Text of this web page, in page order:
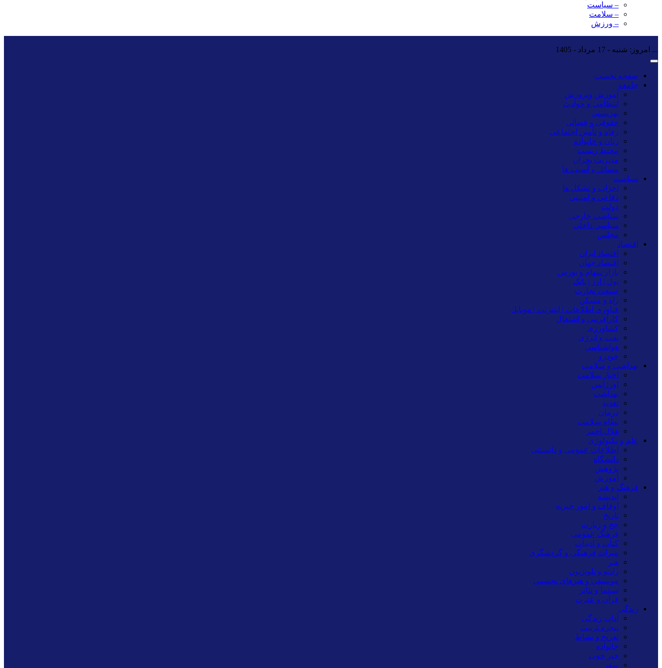
– سیاست
– سلامت
– ورزش
... امروز: شنبه - 17 مرداد - 1405
صفحه نخست
جامعه
آموزش وپرورش
انتظامی و حوادث
بهزیستی
حقوقی و قضائی
رفاه و تأمین اجتماعی
زنان و خانواده
محیط زیست
مدیریت بحران
مسائل و آسیب ها
سیاست
احزاب و تشکل ها
دفاعی و امنیتی
دولت
سیاست خارجی
سیاسی داخلی
مجلس
اقتصاد
اقتصاد ایران
اقتصاد جهان
بازار سهام و بورس
پول | ارز | بانک
صنعت تجارت
راه و مسکن
فناوری اطلاعات | اینترنت | موبایل
کارآفرینی و اشتغال
کشاورزی
نفت و انرژی
هواشناسی
خودرو
بهداشت و سلامت
اخبار سلامت
اورژانس
بهداشت
تغدیه
درمان
نظام سلامت
هلال احمر
علم و تکنولوژی
اطلاعات عمومی و دانستنی
دانشگاه
پژوهش
آموزش
فرهنگ و هنر
اندیشه
اوقاف و امور خیریه
تاریخ
حج و زیارت
فرهنگ عمومی
کتاب و ادبیات
میراث فرهنگی و گردشگری
هنر
رادیو و تلویزیون
موسیقی و هنرهای تجسمی
سینما و تئاتر
قرآن و عترت
زندگی
آداب زندگی
پنجره تربیت
تفریح و نشاط
خانواده
خبر خوب
سفر